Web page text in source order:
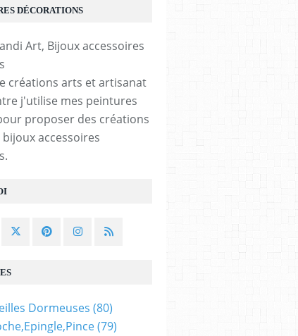
DÉCORATIONS
créations arts et artisanat
j'utilise mes peintures
proposer des créations
accessoires
Dormeuses (80)
(79)